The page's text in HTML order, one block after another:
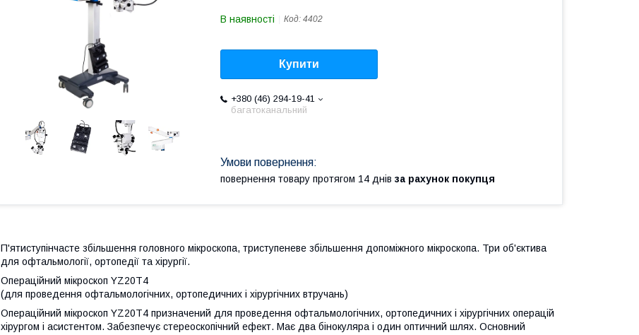
В наявності Код: 4402
Купити
+380 (46) 294-19-41
багатоканальний
повернення товару протягом 14 днів за рахунок покупця
П'ятиступінчасте збільшення головного мікроскопа, триступеневе збільшення допоміжного мікроскопа. Три об'єктива
для офтальмології, ортопедії та хірургії.
Операційний мікроскоп YZ20T4
(для проведення офтальмологічних, ортопедичних і хірургічних втручань)
Операційний мікроскоп YZ20T4 призначений для проведення офтальмологічних, ортопедичних і хірургічних операцій
хірургом і асистентом. Забезпечує стереоскопічний ефект. Має два бінокуляра і один оптичний шлях. Основний